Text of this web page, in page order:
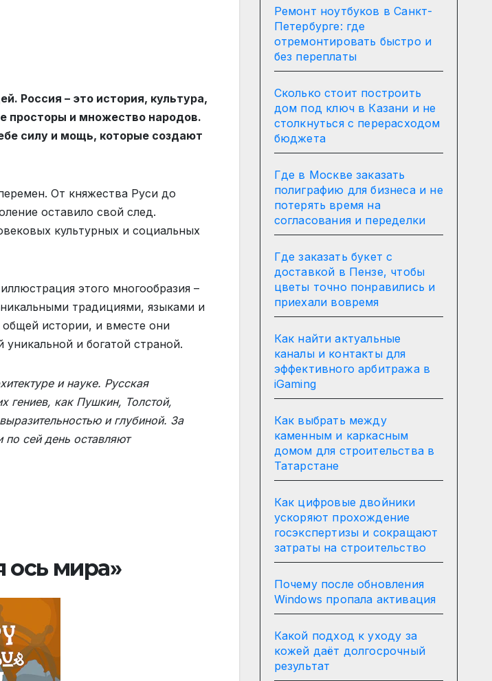
Россия – это история, культура,
просторы и множество народов.
силу и мощь, которые создают
От княжества Руси до
оставило свой след.
культурных и социальных
этого многообразия –
традициями, языками и
истории, и вместе они
и богатой страной.
и науке. Русская
гениев, как Пушкин, Толстой,
и глубиной. За
сей день оставляют
ось мира»
Ремонт ноутбуков в Санкт-
Петербурге: где
отремонтировать быстро и
без переплаты
Сколько стоит построить
дом под ключ в Казани и не
столкнуться с перерасходом
бюджета
Где в Москве заказать
полиграфию для бизнеса и не
потерять время на
согласования и переделки
Где заказать букет с
доставкой в Пензе, чтобы
цветы точно понравились и
приехали вовремя
Как найти актуальные
каналы и контакты для
эффективного арбитража в
iGaming
Как выбрать между
каменным и каркасным
домом для строительства в
Татарстане
Как цифровые двойники
ускоряют прохождение
госэкспертизы и сокращают
затраты на строительство
Почему после обновления
Windows пропала активация
Какой подход к уходу за
кожей даёт долгосрочный
результат